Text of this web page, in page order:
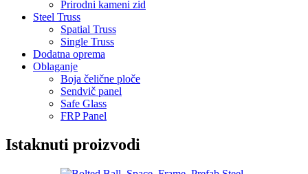
Prirodni kameni zid
Steel Truss
Spatial Truss
Single Truss
Dodatna oprema
Oblaganje
Boja čelične ploče
Sendvič panel
Safe Glass
FRP Panel
Istaknuti proizvodi